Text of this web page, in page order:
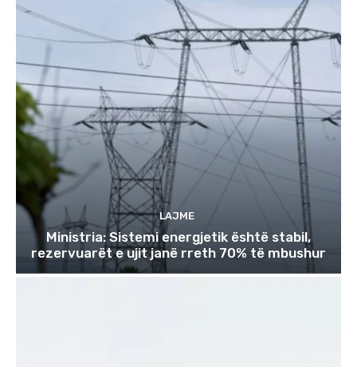
LAJME
Ministria: Sistemi energjetik është stabil,
rezervuarët e ujit janë rreth 70% të mbushur